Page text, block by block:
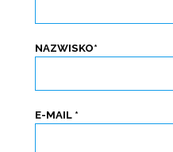
NAZWISKO*
E-MAIL *